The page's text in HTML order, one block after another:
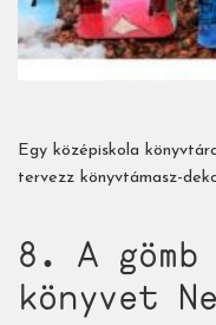
Egy középiskola
tervezz könyvtámasz-
8. A
könyvet